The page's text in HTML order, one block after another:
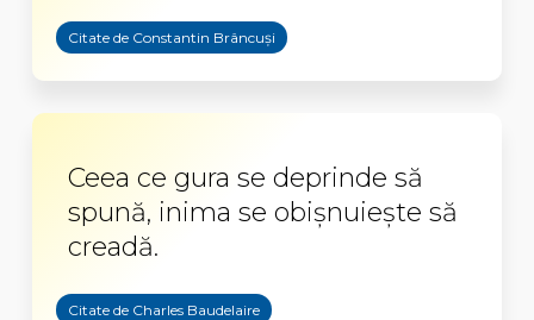
Citate de Constantin Brâncuși
Ceea ce gura se deprinde să
spună, inima se obișnuiește să
creadă.
Citate de Charles Baudelaire